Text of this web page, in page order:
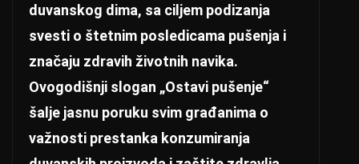
duvanskog dima, sa ciljem podizanja
svesti o štetnim posledicama pušenja i
značaju zdravih životnih navika.
Ovogodišnji slogan „Ostavi pušenje“
šalje jasnu poruku svim građanima o
važnosti prestanka konzumiranja